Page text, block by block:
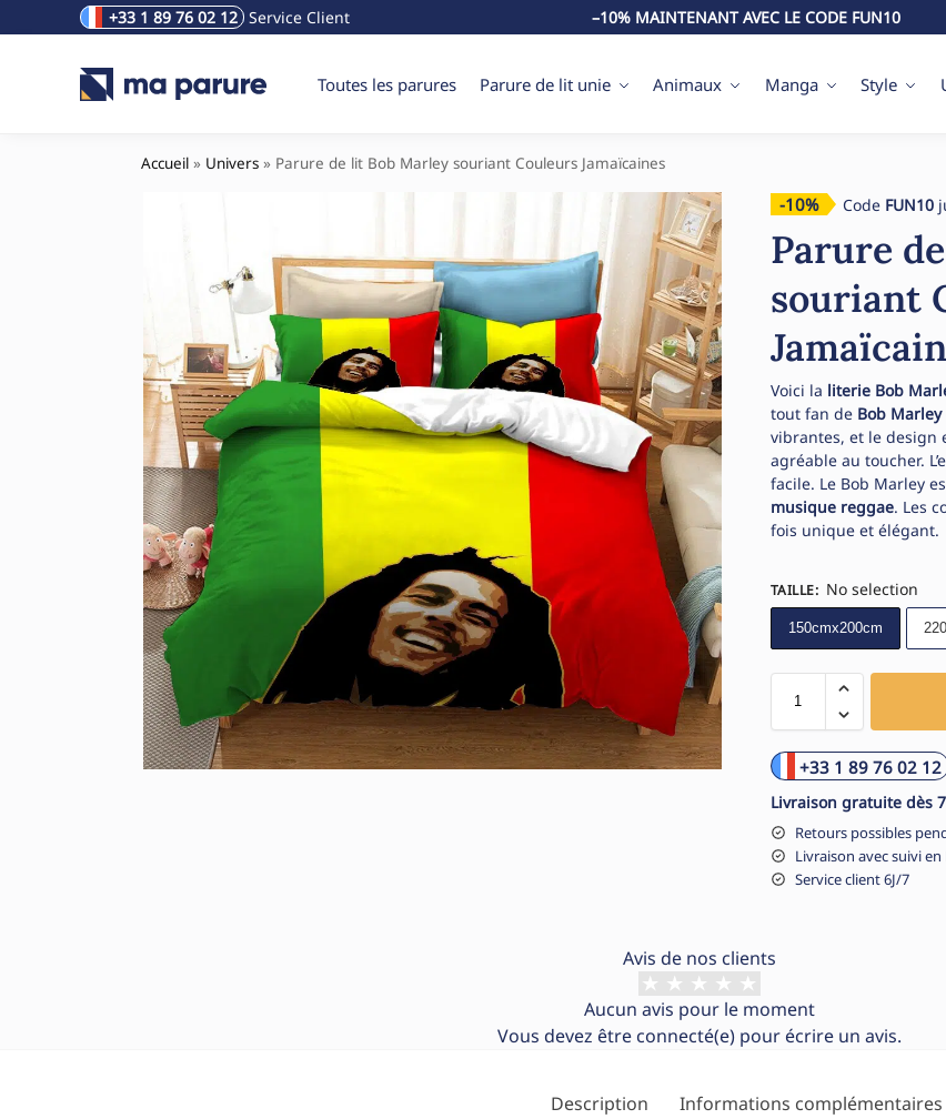
+33 1 89 76 02 12 Service Client –10% MAINTENANT AVEC LE CODE FUN10
Toutes les parures Parure de lit unie Animaux Manga Style
Rechercher un produit
Accueil » Univers » Parure de lit Bob Marley souriant Couleurs Jamaïcaines
-10% Code FUN10
Parure
souriant
Voici la literie Bob
tout fan deBob Marley
vibrantes, et le design
agréable au toucher.
facile. Le Bob Marley
musique reggae. Les
fois unique et élégant.
TAILLE: No selection
150cmx200cm
+33 1 89 76 02 12
Livraison gratuite dès
Retours possibles
Livraison avec suivi en
Service client 6J/7
Avis de nos clients
Aucun avis pour le moment
Vous devez être connecté(e) pour écrire un avis.
Description Informations complémentaires